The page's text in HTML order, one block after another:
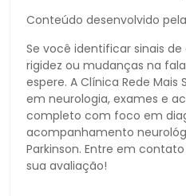
Conteúdo desenvolvido
Se você identificar sinais
rigidez ou mudanças na
espere. A Clínica Rede
em neurologia, exames e
completo com foco em
acompanhamento
Parkinson. Entre em
sua avaliação!